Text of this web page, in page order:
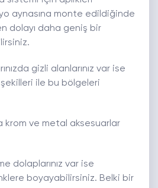
aynasına monte edildiğinde
dolayı daha geniş bir
gizli alanlarınız var ise
ile bu bölgeleri
krom ve metal aksesuarlar
dolaplarınız var ise
boyayabilirsiniz. Belki bir